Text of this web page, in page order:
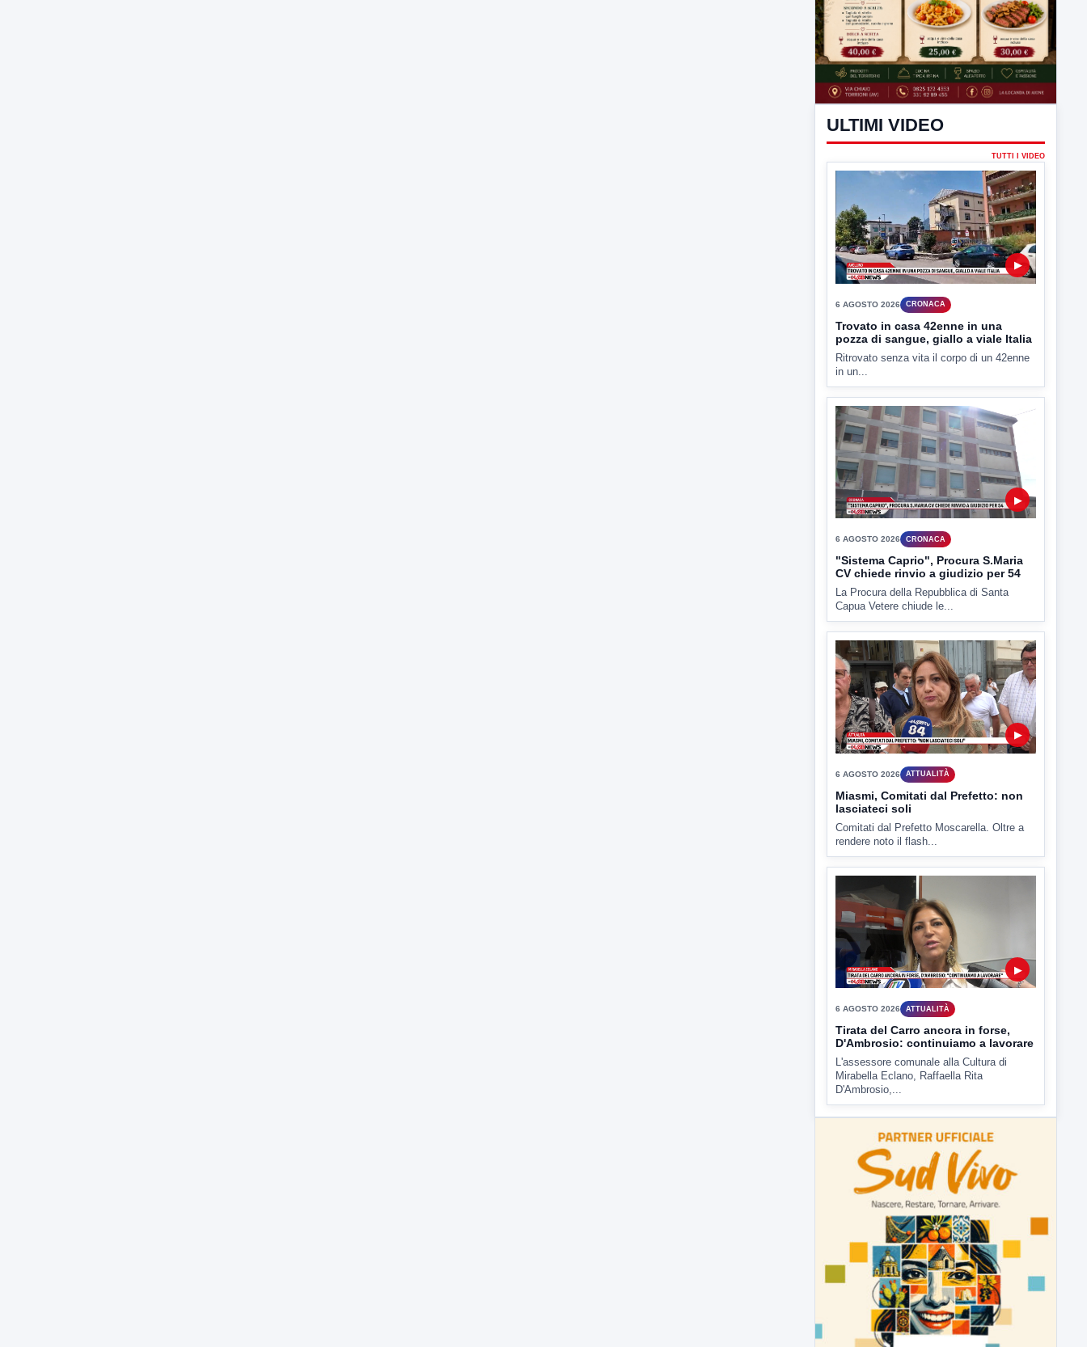
ULTIMI VIDEO
TUTTI I VIDEO
▶
6 AGOSTO 2026 CRONACA
Trovato in casa 42enne in una
pozza di sangue, giallo a viale Italia
Ritrovato senza vita il corpo di un 42enne
in un...
▶
6 AGOSTO 2026 CRONACA
"Sistema Caprio", Procura S.Maria
CV chiede rinvio a giudizio per 54
La Procura della Repubblica di Santa
Capua Vetere chiude le...
▶
6 AGOSTO 2026 ATTUALITÀ
Miasmi, Comitati dal Prefetto: non
lasciateci soli
Comitati dal Prefetto Moscarella. Oltre a
rendere noto il flash...
▶
6 AGOSTO 2026 ATTUALITÀ
Tirata del Carro ancora in forse,
D'Ambrosio: continuiamo a lavorare
L'assessore comunale alla Cultura di
Mirabella Eclano, Raffaella Rita
D'Ambrosio,...